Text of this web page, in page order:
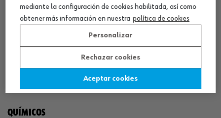
¡SÍGUENOS!
QUÍMICOS
mediante la configuración de cookies habilitada, así como
obtener más información en nuestra política de cookies
Personalizar
Rechazar cookies
Aceptar cookies